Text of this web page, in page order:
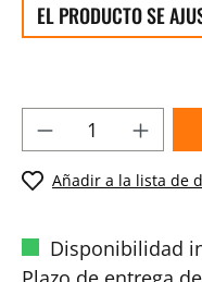
EL PRODUCTO SE
Añadir a la lista de
Disponibilidad